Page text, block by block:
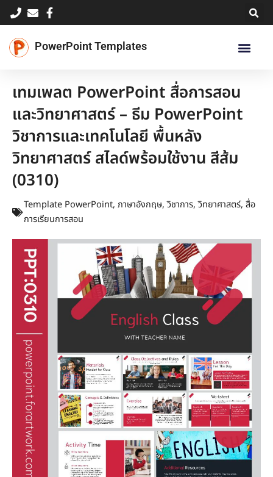
content
PowerPoint Templates
เทมเพลต PowerPoint สื่อการสอน
และวิทยาศาสตร์ – ธีม PowerPoint
วิชาการและเทคโนโลยี พื้นหลัง
วิทยาศาสตร์ สไลด์พร้อมใช้งาน สีส้ม
(0310)
Template PowerPoint, ภาษาอังกฤษ,วิชาการ,วิทยาศาสตร์, สื่อ
การเรียนการสอน